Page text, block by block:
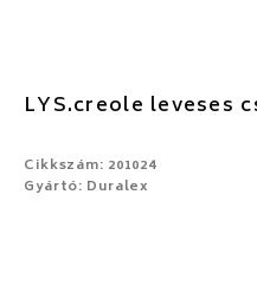
LYS.creole leveses
Cikkszám: 201024
Gyártó: Duralex